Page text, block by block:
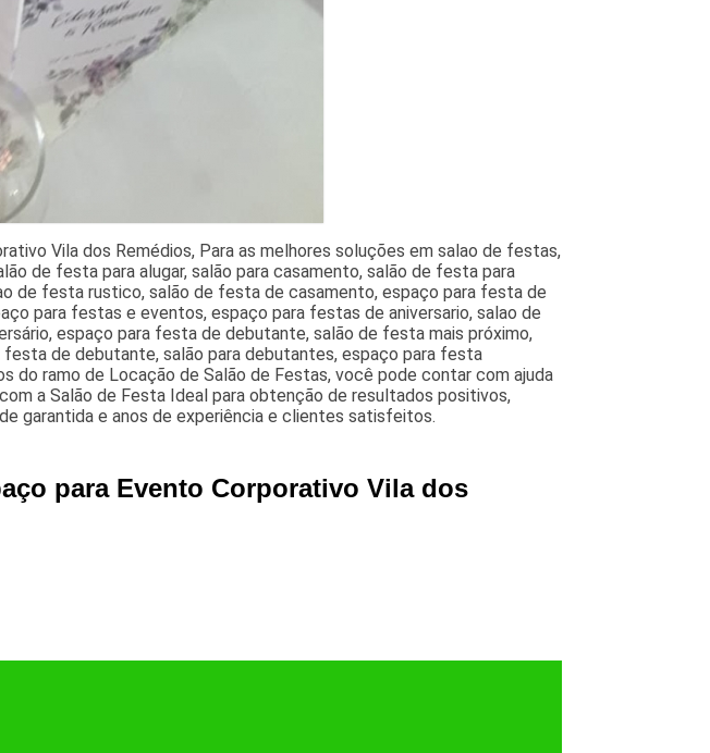
Vila dos Remédios, Para as melhores soluções em salao de festas,
de festa para alugar, salão para casamento, salão de festa para
de festa rustico, salão de festa de casamento, espaço para festa de
para festas e eventos, espaço para festas de aniversario, salao de
espaço para festa de debutante, salão de festa mais próximo,
de debutante, salão para debutantes, espaço para festa
do ramo de Locação de Salão de Festas, você pode contar com ajuda
a Salão de Festa Ideal para obtenção de resultados positivos,
garantida e anos de experiência e clientes satisfeitos.
para Evento Corporativo Vila dos